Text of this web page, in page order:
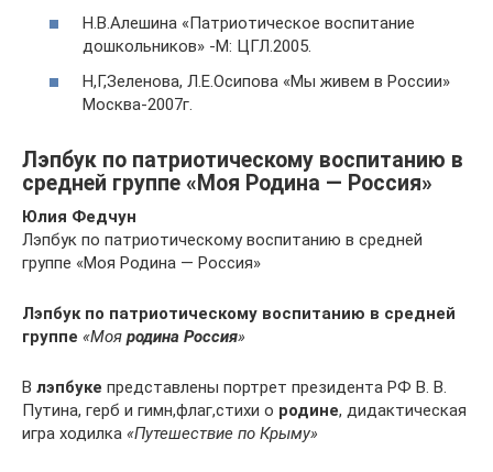
Н.В.Алешина «Патриотическое воспитание
дошкольников» -М: ЦГЛ.2005.
Н,Г,Зеленова, Л.Е.Осипова «Мы живем в России»
Москва-2007г.
Лэпбук по патриотическому воспитанию в
средней группе «Моя Родина — Россия»
Юлия Федчун
Лэпбук по патриотическому воспитанию в средней
группе «Моя Родина — Россия»
Лэпбук по патриотическому воспитанию в средней
группе «Моя родина Россия»
В лэпбуке представлены портрет президента РФ В. В.
Путина, герб и гимн,флаг,стихи о родине, дидактическая
игра ходилка «Путешествие по Крыму»